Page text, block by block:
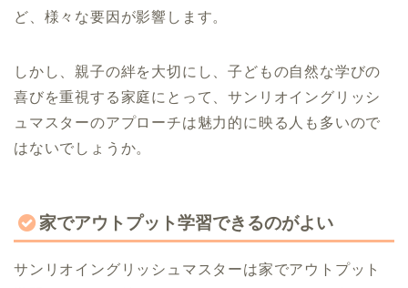
ど、様々な要因が影響します。
しかし、親子の絆を大切にし、子どもの自然な学びの
喜びを重視する家庭にとって、サンリオイングリッシ
ュマスターのアプローチは魅力的に映る人も多いので
はないでしょうか。
家でアウトプット学習できるのがよい
サンリオイングリッシュマスターは家でアウトプット